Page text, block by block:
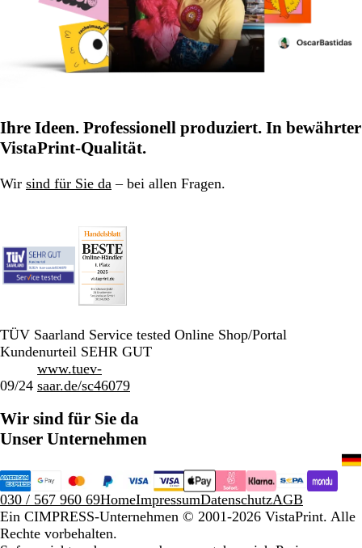
Ihre Ideen. Professionell produziert. In bewährter
VistaPrint-Qualität.
Wir sind für Sie da – bei allen Fragen.
TÜV Saarland Service tested Online Shop/Portal
Kundenurteil SEHR GUT
09/24
www.tuev-
saar.de/sc46079
Wir sind für Sie da
Unser Unternehmen
030 / 567 960 69HomeImpressumDatenschutzAGB
Ein CIMPRESS-Unternehmen © 2001-2026 VistaPrint. Alle
Rechte vorbehalten.